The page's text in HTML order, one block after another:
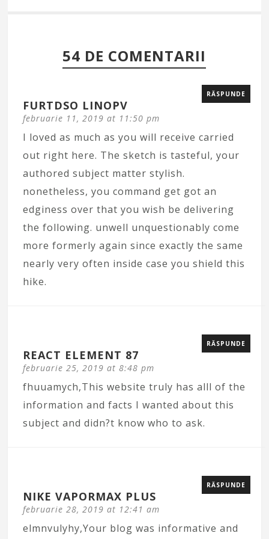
54 DE COMENTARII
FURTDSO LINOPV
februarie 11, 2019 at 11:50 pm
RĂSPUNDE
I loved as much as you will receive carried
out right here. The sketch is tasteful, your
authored subject matter stylish.
nonetheless, you command get got an
edginess over that you wish be delivering
the following. unwell unquestionably come
more formerly again since exactly the same
nearly very often inside case you shield this
hike.
REACT ELEMENT 87
februarie 25, 2019 at 8:48 pm
RĂSPUNDE
fhuuamych,This website truly has alll of the
information and facts I wanted about this
subject and didn?t know who to ask.
NIKE VAPORMAX PLUS
februarie 28, 2019 at 12:41 am
RĂSPUNDE
elmnvulyhy,Your blog was informative and